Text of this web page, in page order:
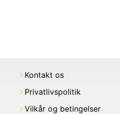
Kontakt os
Privatlivspolitik
Vilkår og betingelser